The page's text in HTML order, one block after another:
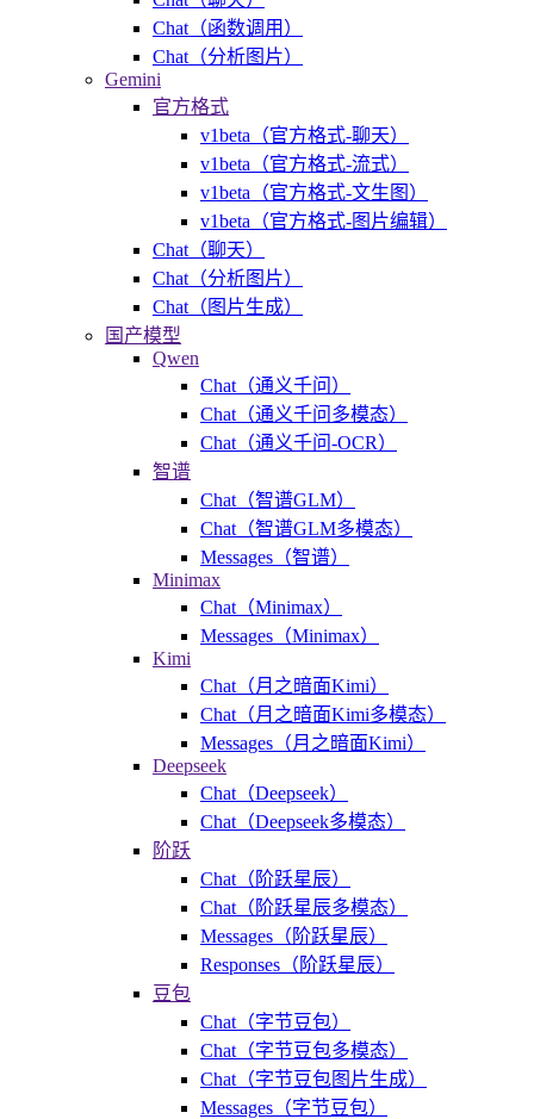
Chat（函数调用）
Chat（分析图片）
Gemini
官方格式
v1beta（官方格式-聊天）
v1beta（官方格式-流式）
v1beta（官方格式-文生图）
v1beta（官方格式-图片编辑）
Chat（聊天）
Chat（分析图片）
Chat（图片生成）
国产模型
Qwen
Chat（通义千问）
Chat（通义千问多模态）
Chat（通义千问-OCR）
智谱
Chat（智谱GLM）
Chat（智谱GLM多模态）
Messages（智谱）
Minimax
Chat（Minimax）
Messages（Minimax）
Kimi
Chat（月之暗面Kimi）
Chat（月之暗面Kimi多模态）
Messages（月之暗面Kimi）
Deepseek
Chat（Deepseek）
Chat（Deepseek多模态）
阶跃
Chat（阶跃星辰）
Chat（阶跃星辰多模态）
Messages（阶跃星辰）
Responses（阶跃星辰）
豆包
Chat（字节豆包）
Chat（字节豆包多模态）
Chat（字节豆包图片生成）
Messages（字节豆包）